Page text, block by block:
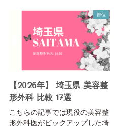
部位
【2026年】 埼玉県 美容整
形外科 比較 17選
こちらの記事では現役の美容整
形外科医がピックアップした埼